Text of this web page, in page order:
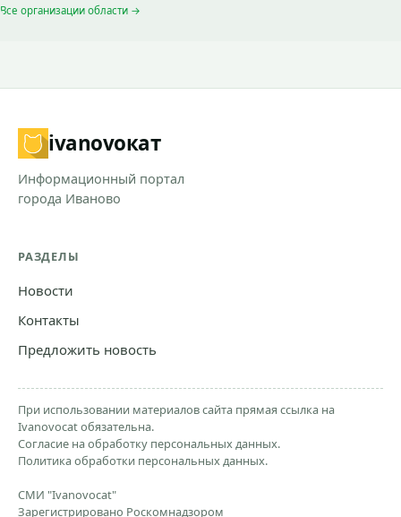
Все организации области →
ivanovoкат
Информационный портал
города Иваново
РАЗДЕЛЫ
Новости
Контакты
Предложить новость
При использовании материалов сайта прямая ссылка на
Ivanovocat обязательна.
Согласие на обработку персональных данных.
Политика обработки персональных данных.
СМИ "Ivanovocat"
Зарегистрировано Роскомнадзором